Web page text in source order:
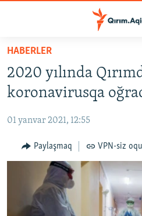
Esas
qaytmaq
Baş
qaytmaq
qaytmaq
SİYASET
CEMİYET
MEDENİYET
İNSAN AQLARI
VİDEO
SÜRET
HABERLER
2020 yılında
koronavirusqa
01 yanvar 2021, 12:55
Paylaşmaq VPN-siz